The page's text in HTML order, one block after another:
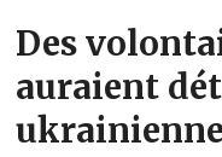
Des
auraient